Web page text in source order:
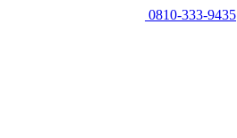
0810-333-9435